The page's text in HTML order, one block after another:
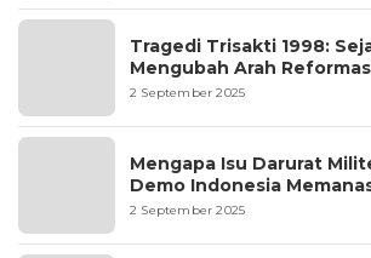
Tragedi Trisakti 1998:
Mengubah Arah
2 September 2025
Mengapa Isu Darurat
Demo Indonesia
2 September 2025